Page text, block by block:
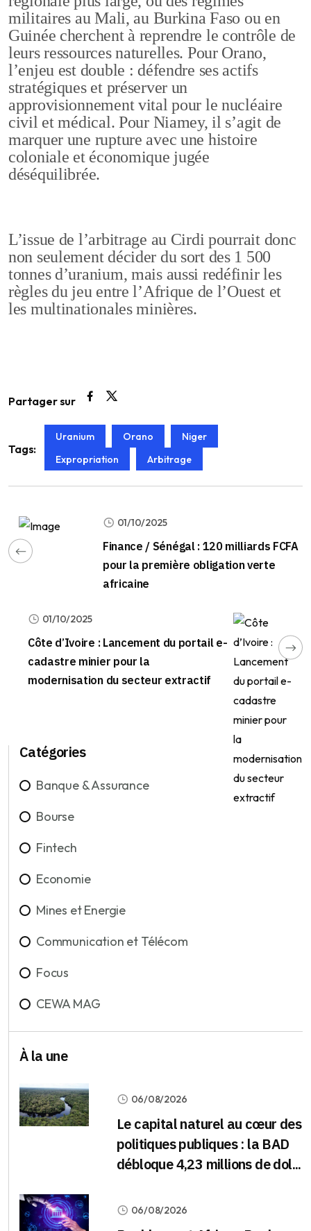
militaires au Mali, au Burkina Faso ou en
Guinée cherchent à reprendre le contrôle de
leurs ressources naturelles. Pour Orano,
l’enjeu est double : défendre ses actifs
stratégiques et préserver un
approvisionnement vital pour le nucléaire
civil et médical. Pour Niamey, il s’agit de
marquer une rupture avec une histoire
coloniale et économique jugée
déséquilibrée.
L’issue de l’arbitrage au Cirdi pourrait donc
non seulement décider du sort des 1 500
tonnes d’uranium, mais aussi redéfinir les
règles du jeu entre l’Afrique de l’Ouest et
les multinationales minières.
Partager sur
Tags:
Uranium Orano
Niger
Expropriation
Arbitrage
01/10/2025
Finance / Sénégal : 120 milliards FCFA
pour la première obligation verte
africaine
01/10/2025
Côte d’Ivoire : Lancement du portail e-
cadastre minier pour la
modernisation du secteur extractif
Catégories
Banque & Assurance
Bourse
Fintech
Economie
Mines et Energie
Communication et Télécom
Focus
CEWA MAG
À la une
06/08/2026
Le capital naturel au cœur des
politiques publiques : la BAD
débloque 4,23 millions de dol...
06/08/2026